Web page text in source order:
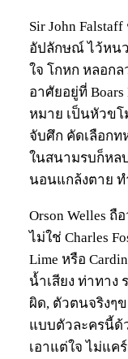
Sir John
อัปลักษณ์ ไว้หน
ใจ โกหก หลอก
อาศัยอยู่ที่ Boars
หมาย เป็นหัวข
จับศึก คัดเลือก
ในสนามรบก็หล
นอนแกล้งตาย ท
Orson Welles
ไม่ใช่ Charles
Lime หรือ
น้ำเสียง ท่าทาง
ผิด, ตัวตนจริงๆ
แบบตัวละครนี้ด้
เอาแต่ใจ ไม่แค